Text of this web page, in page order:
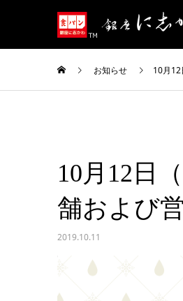
お知らせ 10月
10月12日
舗および
2019.10.11